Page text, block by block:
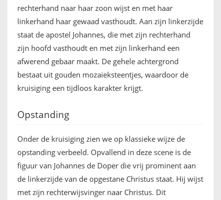
rechterhand naar haar zoon wijst en met haar
linkerhand haar gewaad vasthoudt. Aan zijn linkerzijde
staat de apostel Johannes, die met zijn rechterhand
zijn hoofd vasthoudt en met zijn linkerhand een
afwerend gebaar maakt. De gehele achtergrond
bestaat uit gouden mozaïeksteentjes, waardoor de
kruisiging een tijdloos karakter krijgt.
Opstanding
Onder de kruisiging zien we op klassieke wijze de
opstanding verbeeld. Opvallend in deze scene is de
figuur van Johannes de Doper die vrij prominent aan
de linkerzijde van de opgestane Christus staat. Hij wijst
met zijn rechterwijsvinger naar Christus. Dit